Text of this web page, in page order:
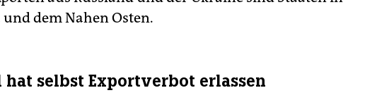
dem Nahen Osten.
hat selbst Exportverbot erlassen